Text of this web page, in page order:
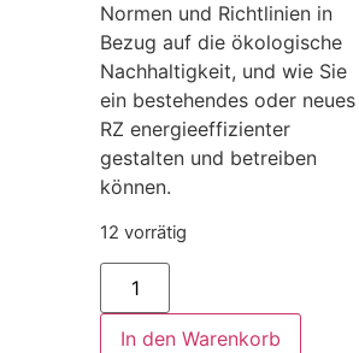
Normen und Richtlinien in
Bezug auf die ökologische
Nachhaltigkeit, und wie Sie
ein bestehendes oder neues
RZ energieeffizienter
gestalten und betreiben
können.
12 vorrätig
In den Warenkorb